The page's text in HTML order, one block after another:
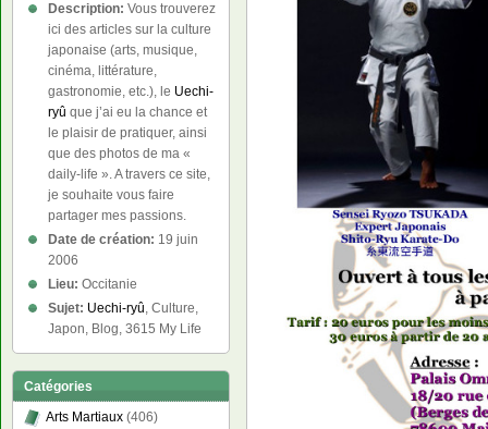
Description: Vous trouverez
ici des articles sur la culture
japonaise (arts, musique,
cinéma, littérature,
gastronomie, etc.), le Uechi-
ryû que j’ai eu la chance et
le plaisir de pratiquer, ainsi
que des photos de ma «
daily-life ». A travers ce site,
je souhaite vous faire
partager mes passions.
Date de création: 19 juin
2006
Lieu: Occitanie
Sujet: Uechi-ryû, Culture,
Japon, Blog, 3615 My Life
Catégories
Arts Martiaux (406)